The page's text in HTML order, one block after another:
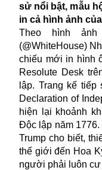
sử nổi bật, mẫu
in cả hình ảnh
Theo hình
(@WhiteHouse)
chiếu mới in hình
Resolute Desk
lập. Trang kế
Declaration of
hiện lại khoảnh
Độc lập năm
Trump cho biết,
thế giới đến Hoa
người phải luôn